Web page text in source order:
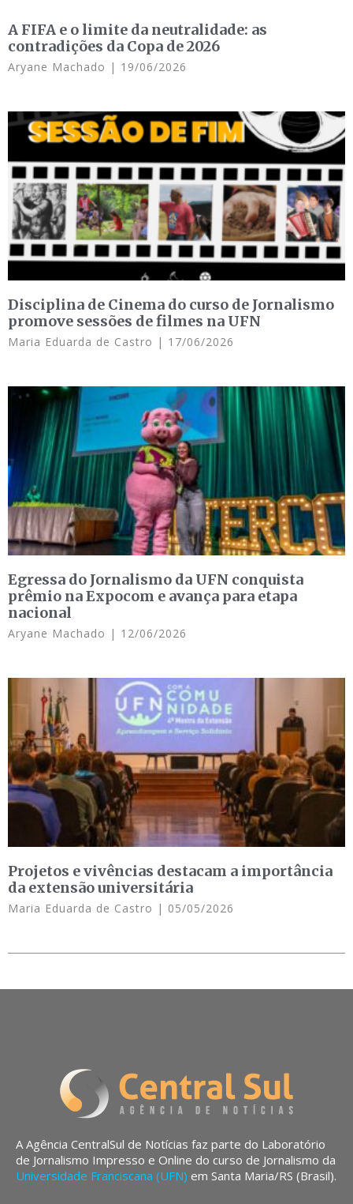
A FIFA e o limite da neutralidade: as
contradições da Copa de 2026
Aryane Machado 19/06/2026
Disciplina de Cinema do curso de Jornalismo
promove sessões de filmes na UFN
Maria Eduarda de Castro 17/06/2026
Egressa do Jornalismo da UFN conquista
prêmio na Expocom e avança para etapa
nacional
Aryane Machado 12/06/2026
Projetos e vivências destacam a importância
da extensão universitária
Maria Eduarda de Castro 05/05/2026
A Agência CentralSul de Notícias faz parte do Laboratório
de Jornalismo Impresso e Online do curso de Jornalismo da
Universidade Franciscana (UFN) em Santa Maria/RS (Brasil).